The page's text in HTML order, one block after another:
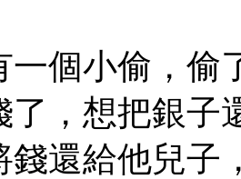
小偷，偷
了，想把銀子
錢還給他兒子